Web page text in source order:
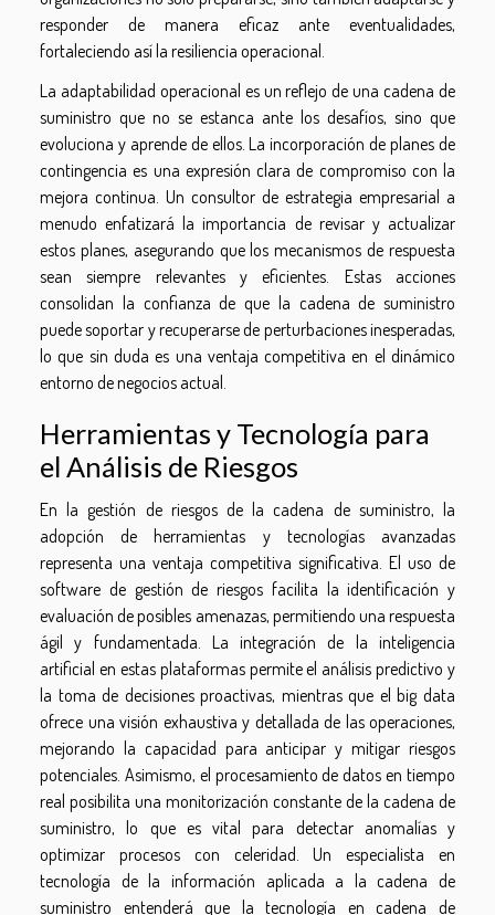
responder de manera eficaz ante eventualidades,
fortaleciendo así la resiliencia operacional.
La adaptabilidad operacional es un reflejo de una cadena de
suministro que no se estanca ante los desafíos, sino que
evoluciona y aprende de ellos. La incorporación de planes de
contingencia es una expresión clara de compromiso con la
mejora continua. Un consultor de estrategia empresarial a
menudo enfatizará la importancia de revisar y actualizar
estos planes, asegurando que los mecanismos de respuesta
sean siempre relevantes y eficientes. Estas acciones
consolidan la confianza de que la cadena de suministro
puede soportar y recuperarse de perturbaciones inesperadas,
lo que sin duda es una ventaja competitiva en el dinámico
entorno de negocios actual.
Herramientas y Tecnología para
el Análisis de Riesgos
En la gestión de riesgos de la cadena de suministro, la
adopción de herramientas y tecnologías avanzadas
representa una ventaja competitiva significativa. El uso de
software de gestión de riesgos facilita la identificación y
evaluación de posibles amenazas, permitiendo una respuesta
ágil y fundamentada. La integración de la inteligencia
artificial en estas plataformas permite el análisis predictivo y
la toma de decisiones proactivas, mientras que el big data
ofrece una visión exhaustiva y detallada de las operaciones,
mejorando la capacidad para anticipar y mitigar riesgos
potenciales. Asimismo, el procesamiento de datos en tiempo
real posibilita una monitorización constante de la cadena de
suministro, lo que es vital para detectar anomalías y
optimizar procesos con celeridad. Un especialista en
tecnología de la información aplicada a la cadena de
suministro entenderá que la tecnología en cadena de